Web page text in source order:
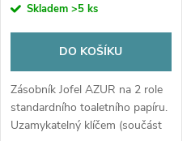
Skladem >5 ks
DO KOŠÍKU
Zásobník Jofel AZUR na 2 role
standardního toaletního papíru.
Uzamykatelný klíčem (součást